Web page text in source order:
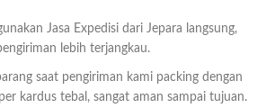
Jasa Expedisi dari Jepara langsung,
lebih terjangkau.
saat pengiriman kami packing dengan
kardus tebal, sangat aman sampai tujuan.